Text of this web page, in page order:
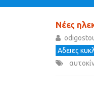
Νέες
Αδειες